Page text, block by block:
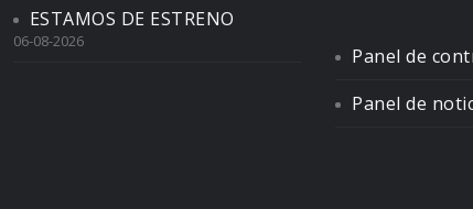
ESTAMOS DE ESTRENO
06-08-2026
Panel de
Panel de